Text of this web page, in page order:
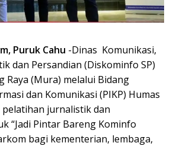
Puruk Cahu -Dinas Komunikasi,
dan Persandian (Diskominfo SP)
Raya (Mura) melalui Bidang
dan Komunikasi (PIKP) Humas
pelatihan jurnalistik dan
“Jadi Pintar Bareng Kominfo
bagi kementerian, lembaga,